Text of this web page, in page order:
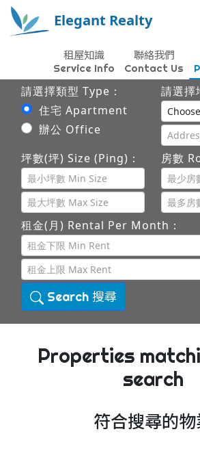
Elegant Realty
租屋知識
Service Info
聯絡我們
Contact Us
請選擇類型 Type：
住宅 Apartment
辦公 Office
請選擇
坪數(坪) Size (Ping)： 房數
租金(月) Rental Per Month：
Search 搜尋
Properties
search
符合搜尋的物